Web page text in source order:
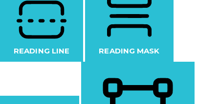
READING LINE READING MASK